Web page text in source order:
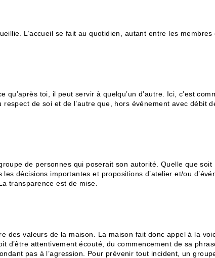
L’accueil se fait au quotidien, autant entre les
toi, il peut servir à quelqu’un d’autre. Ici, c’est
de soi et de l’autre que, hors événement avec débit
de personnes qui poserait son autorité. Quelle que
décisions importantes et propositions d’atelier et/ou
transparence est de mise.
des valeurs de la maison. La maison fait donc appel à la
d’être attentivement écouté, du commencement de sa
pas à l’agression. Pour prévenir tout incident, un